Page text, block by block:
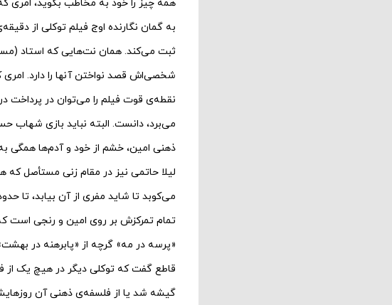
همه چیز را خود به مخاطب بگوید، امری
شخصی‌اش قصد نواختن آنها را دارد. امری
نقطه‌ی قوت فیلم را می‌توان در پرداخت
می‌برد، دانست. البته نباید بازی شهاب
ذهنی امین، خشم از خود و آدم‌ها همگی
لیلا حاتمی نیز در مقام زنی مستأصل
می‌کوبد تا شاید مفری از آن بیابد، تا
تمام تمرکزش بر روی امین و رنجی است
«پرسه در مه» گرچه از «پابرهنه در
قاطع گفت که توکلی دیگر در هیچ یک از
گیشه شد یا از فلسفه‌ی ذهنی آن